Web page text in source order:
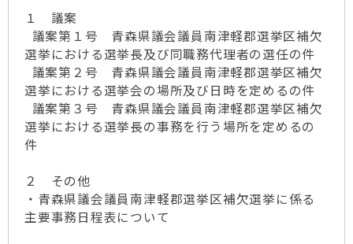
１ 議案
議案第１号 青森県議会議員南津軽郡選挙区補欠
選挙における選挙長及び同職務代理者の選任の件
議案第２号 青森県議会議員南津軽郡選挙区補欠
選挙における選挙会の場所及び日時を定めるの件
議案第３号 青森県議会議員南津軽郡選挙区補欠
選挙における選挙長の事務を行う場所を定めるの
件
２ その他
・青森県議会議員南津軽郡選挙区補欠選挙に係る
主要事務日程表について